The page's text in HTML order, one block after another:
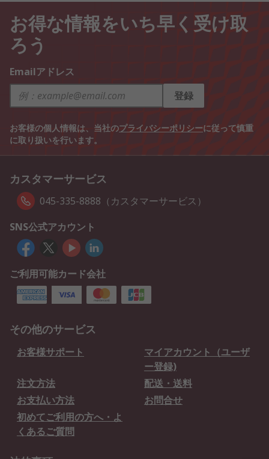
お得な情報をいち早く受け取
ろう
Emailアドレス
登録
お客様の個人情報は、当社のプライバシーポリシーに従って慎重
に取り扱いを行います。
カスタマーサービス
045-335-8888（カスタマーサービス）
SNS公式アカウント
ご利用可能カード会社
その他のサービス
お客様サポート
マイアカウント（ユーザ
ー登録)
注文方法
配送・送料
お支払い方法
お問合せ
初めてご利用の方へ・よ
くあるご質問